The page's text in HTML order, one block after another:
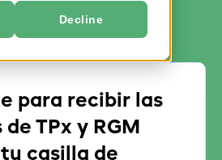
Decline
de ingresos para los
de consumo masivo.
para recibir las
TPx y RGM
casilla de